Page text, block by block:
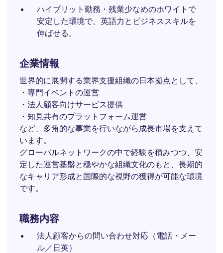
ハイブリット勤務・残業少なめのホワイトで
安定した環境で、英語力とビジネススキルを
伸ばせる。
企業情報
世界的に展開する業界支援組織の日本拠点として、
・専門イベントの運営
・法人顧客向けサービス提供
・知見共有のプラットフォーム運営
など、多角的な事業を行いながら成長市場を支えて
います。
グローバルネットワークの中で経験を積みつつ、安
定した運営基盤と穏やかな組織文化のもと、長期的
なキャリア形成と国際的な視野の獲得が可能な環境
です。
職務内容
法人顧客からの問い合わせ対応（電話・メー
ル／日英）